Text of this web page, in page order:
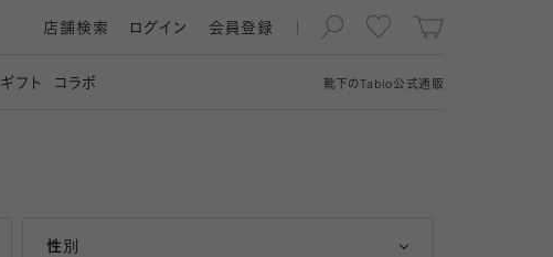
靴下の Tabio公式通販
店舗検索 ログイン 会員登録
ギフト コラボ
性別
女性